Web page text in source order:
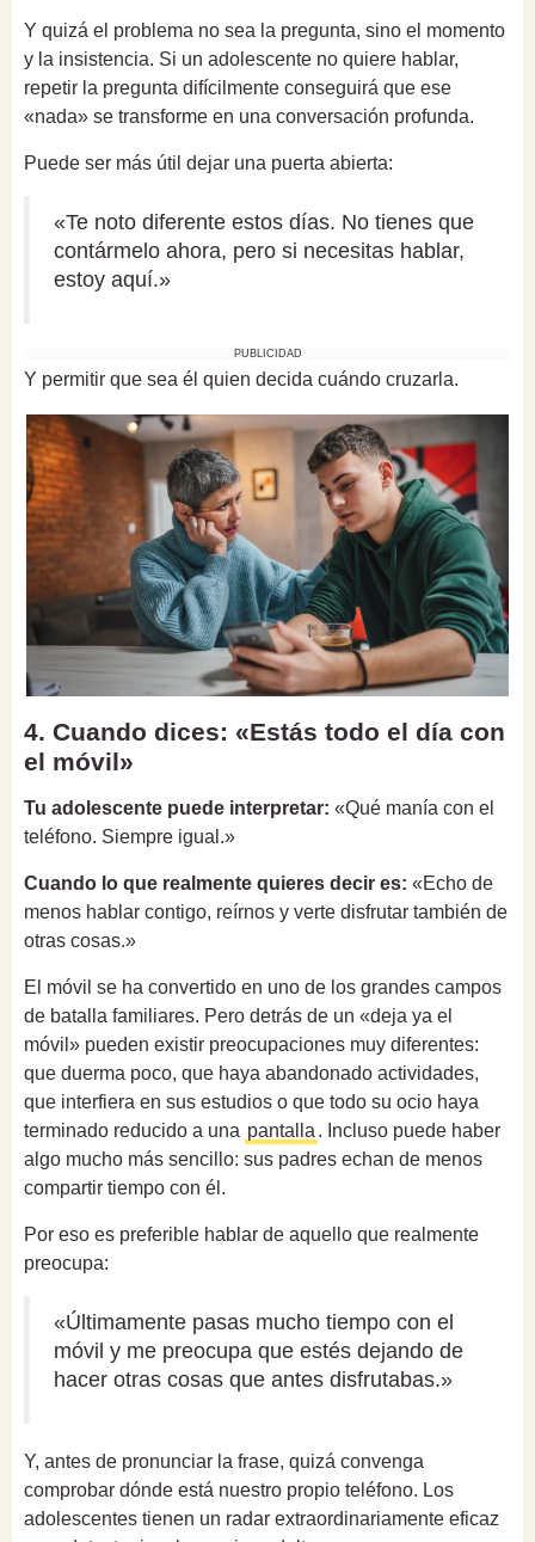
Y quizá el problema no sea la pregunta, sino el momento
y la insistencia. Si un adolescente no quiere hablar,
repetir la pregunta difícilmente conseguirá que ese
«nada» se transforme en una conversación profunda.
Puede ser más útil dejar una puerta abierta:
«Te noto diferente estos días. No tienes que
contármelo ahora, pero si necesitas hablar,
estoy aquí.»
PUBLICIDAD
Y permitir que sea él quien decida cuándo cruzarla.
4. Cuando dices: «Estás todo el día con
el móvil»
Tu adolescente puede interpretar: «Qué manía con el
teléfono. Siempre igual.»
Cuando lo que realmente quieres decir es: «Echo de
menos hablar contigo, reírnos y verte disfrutar también de
otras cosas.»
El móvil se ha convertido en uno de los grandes campos
de batalla familiares. Pero detrás de un «deja ya el
móvil» pueden existir preocupaciones muy diferentes:
que duerma poco, que haya abandonado actividades,
que interfiera en sus estudios o que todo su ocio haya
terminado reducido a una pantalla . Incluso puede haber
algo mucho más sencillo: sus padres echan de menos
compartir tiempo con él.
Por eso es preferible hablar de aquello que realmente
preocupa:
«Últimamente pasas mucho tiempo con el
móvil y me preocupa que estés dejando de
hacer otras cosas que antes disfrutabas.»
Y, antes de pronunciar la frase, quizá convenga
comprobar dónde está nuestro propio teléfono. Los
adolescentes tienen un radar extraordinariamente eficaz